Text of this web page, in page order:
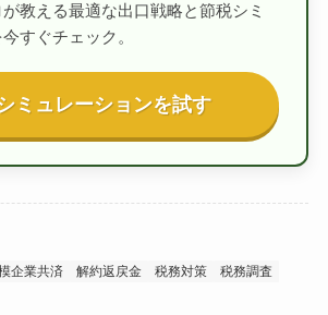
教える最適な出口戦略と節税シミ
すぐチェック。
ミュレーションを試す
企業共済 解約返戻金 税務対策
税務調査